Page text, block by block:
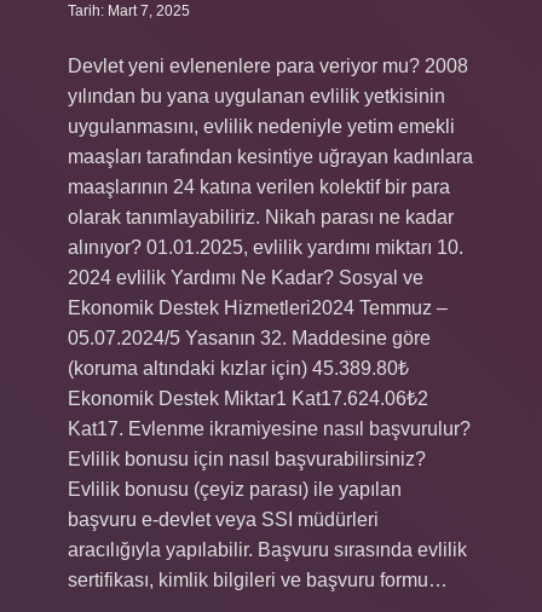
Tarih: Mart 7, 2025
Devlet yeni evlenenlere para veriyor mu? 2008
yılından bu yana uygulanan evlilik yetkisinin
uygulanmasını, evlilik nedeniyle yetim emekli
maaşları tarafından kesintiye uğrayan kadınlara
maaşlarının 24 katına verilen kolektif bir para
olarak tanımlayabiliriz. Nikah parası ne kadar
alınıyor? 01.01.2025, evlilik yardımı miktarı 10.
2024 evlilik Yardımı Ne Kadar? Sosyal ve
Ekonomik Destek Hizmetleri2024 Temmuz –
05.07.2024/5 Yasanın 32. Maddesine göre
(koruma altındaki kızlar için) 45.389.80₺
Ekonomik Destek Miktar1 Kat17.624.06₺2
Kat17. Evlenme ikramiyesine nasıl başvurulur?
Evlilik bonusu için nasıl başvurabilirsiniz?
Evlilik bonusu (çeyiz parası) ile yapılan
başvuru e-devlet veya SSI müdürleri
aracılığıyla yapılabilir. Başvuru sırasında evlilik
sertifikası, kimlik bilgileri ve başvuru formu…